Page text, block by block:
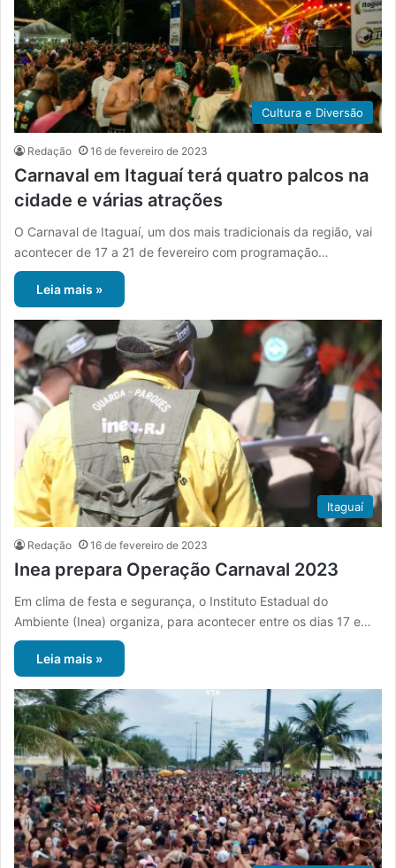
Cultura e Diversão
Redação 16 de fevereiro de 2023
Carnaval em Itaguaí terá quatro palcos na
cidade e várias atrações
O Carnaval de Itaguaí, um dos mais tradicionais da região, vai
acontecer de 17 a 21 de fevereiro com programação…
Leia mais »
Itaguaí
Redação 16 de fevereiro de 2023
Inea prepara Operação Carnaval 2023
Em clima de festa e segurança, o Instituto Estadual do
Ambiente (Inea) organiza, para acontecer entre os dias 17 e…
Leia mais »